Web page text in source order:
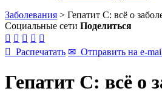
Заболевания > Гепатит С: всё о
Социальные сети Поделиться
    
 Распечатать ✉ Отправить на e-
Гепатит С: всё о